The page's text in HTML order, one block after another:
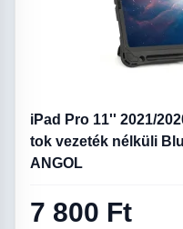
iPad Pro 11'' 2021/
tok vezeték nélküli
ANGOL
7 800 Ft